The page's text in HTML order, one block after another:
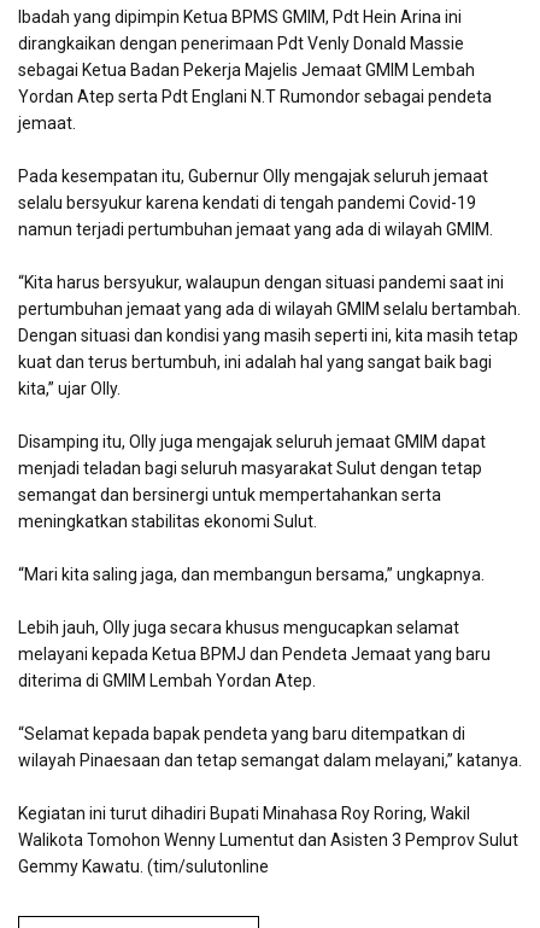
Ibadah yang dipimpin Ketua BPMS GMIM, Pdt Hein Arina ini
dirangkaikan dengan penerimaan Pdt Venly Donald Massie
sebagai Ketua Badan Pekerja Majelis Jemaat GMIM Lembah
Yordan Atep serta Pdt Englani N.T Rumondor sebagai pendeta
jemaat.
Pada kesempatan itu, Gubernur Olly mengajak seluruh jemaat
selalu bersyukur karena kendati di tengah pandemi Covid-19
namun terjadi pertumbuhan jemaat yang ada di wilayah GMIM.
“Kita harus bersyukur, walaupun dengan situasi pandemi saat ini
pertumbuhan jemaat yang ada di wilayah GMIM selalu bertambah.
Dengan situasi dan kondisi yang masih seperti ini, kita masih tetap
kuat dan terus bertumbuh, ini adalah hal yang sangat baik bagi
kita,” ujar Olly.
Disamping itu, Olly juga mengajak seluruh jemaat GMIM dapat
menjadi teladan bagi seluruh masyarakat Sulut dengan tetap
semangat dan bersinergi untuk mempertahankan serta
meningkatkan stabilitas ekonomi Sulut.
“Mari kita saling jaga, dan membangun bersama,” ungkapnya.
Lebih jauh, Olly juga secara khusus mengucapkan selamat
melayani kepada Ketua BPMJ dan Pendeta Jemaat yang baru
diterima di GMIM Lembah Yordan Atep.
“Selamat kepada bapak pendeta yang baru ditempatkan di
wilayah Pinaesaan dan tetap semangat dalam melayani,” katanya.
Kegiatan ini turut dihadiri Bupati Minahasa Roy Roring, Wakil
Walikota Tomohon Wenny Lumentut dan Asisten 3 Pemprov Sulut
Gemmy Kawatu. (tim/sulutonline